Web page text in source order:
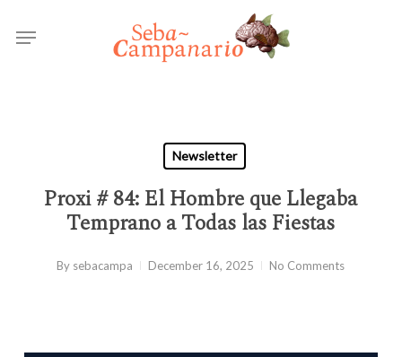
Menu
Newsletter
Proxi # 84: El Hombre que Llegaba
Temprano a Todas las Fiestas
By sebacampa December 16, 2025 No Comments